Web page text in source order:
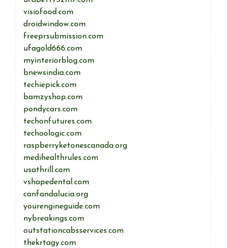
visiofood.com
droidwindow.com
freeprsubmission.com
ufagold666.com
myinteriorblog.com
bnewsindia.com
techiepick.com
bamzyshop.com
pondycars.com
techonfutures.com
techoologic.com
raspberryketonescanada.org
medihealthrules.com
usathrill.com
vshapedental.com
canfandalucia.org
yourengineguide.com
nybreakings.com
outstationcabsservices.com
thekrtagy.com